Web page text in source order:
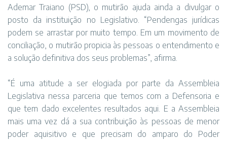
Ademar Traiano (PSD), o mutirão ajuda ainda a divulgar o
posto da instituição no Legislativo. “Pendengas jurídicas
podem se arrastar por muito tempo. Em um movimento de
conciliação, o mutirão propicia às pessoas o entendimento e
a solução definitiva dos seus problemas”, afirma.
“É uma atitude a ser elogiada por parte da Assembleia
Legislativa nessa parceria que temos com a Defensoria e
que tem dado excelentes resultados aqui. E a Assembleia
mais uma vez dá a sua contribuição às pessoas de menor
poder aquisitivo e que precisam do amparo do Poder